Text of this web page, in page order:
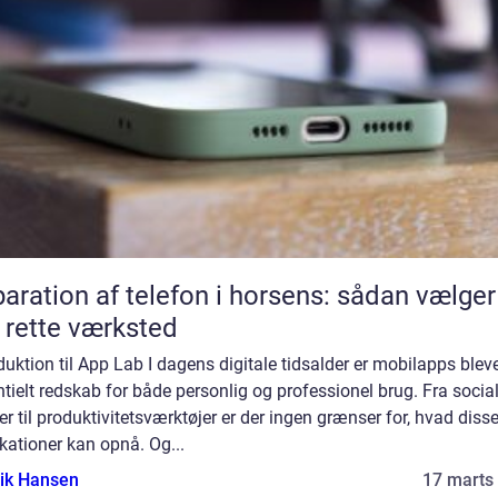
af telefon i horsens: sådan
værksted
til App Lab I dagens digitale tidsalder er mobilapps
redskab for både personlig og professionel brug. Fra
til produktivitetsværktøjer er der ingen grænser for, hvad
kan opnå. Og...
Hansen
17 marts